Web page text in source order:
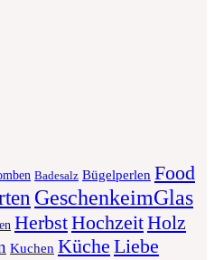
Badesalz Bügelperlen Food
GeschenkeimGlas
HerbstHochzeitHolz
Kuchen Küche Liebe